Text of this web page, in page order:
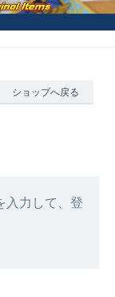
ショップへ戻る
入力して、登